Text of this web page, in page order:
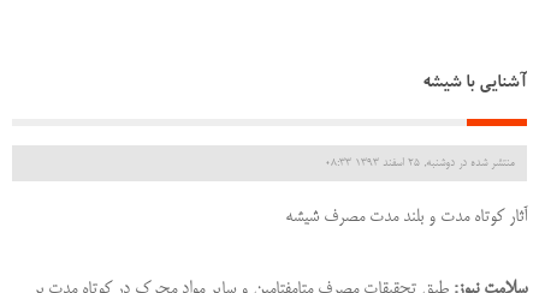
آشنایی با شیشه
منتشر شده در دوشنبه, 25 اسفند 1393 08:33
آثار كوتاه مدت و بلند مدت مصرف شیشه